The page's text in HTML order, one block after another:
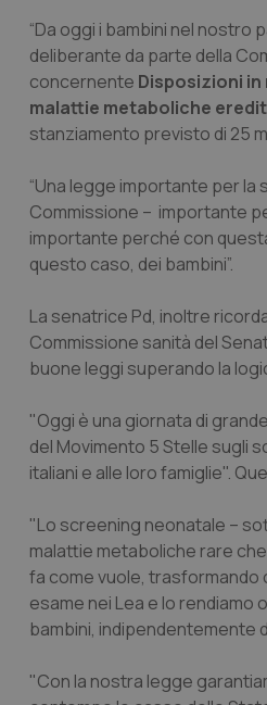
“Da oggi i bambini nel nostro
deliberante da parte della
concernente Disposizioni
malattie metaboliche
stanziamento previsto di 25
“Una legge importante per
Commissione – importante
importante perché con
questo caso, dei bambini”.
La senatrice Pd, inoltre
Commissione sanità del
buone leggi superando la
"Oggi è una giornata di
del Movimento 5 Stelle sugli
italiani e alle loro famiglie".
"Lo screening neonatale –
malattie metaboliche rare
fa come vuole, trasformando
esame nei Lea e lo
bambini, indipendentemente
"Con la nostra legge